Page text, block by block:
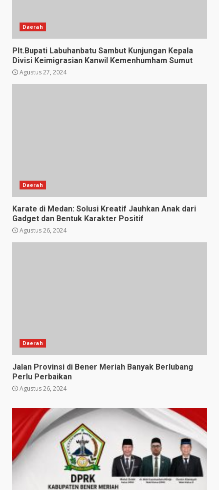
Daerah
Plt.Bupati Labuhanbatu Sambut Kunjungan Kepala
Divisi Keimigrasian Kanwil Kemenhumham Sumut
Agustus 27, 2024
Daerah
Karate di Medan: Solusi Kreatif Jauhkan Anak dari
Gadget dan Bentuk Karakter Positif
Agustus 26, 2024
Daerah
Jalan Provinsi di Bener Meriah Banyak Berlubang
Perlu Perbaikan
Agustus 26, 2024